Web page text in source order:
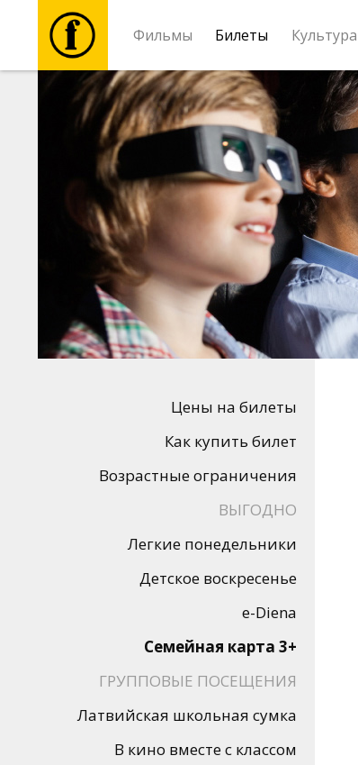
Фильмы Билеты Культура
Фильмы
Билеты
Культура
Мероприятия
Новости
Подарки
Цены на билеты
Как купить билет
Возрастные ограничения
ВЫГОДНО
Легкие понедельники
Детское воскресенье
e-Diena
Семейная карта 3+
ГРУППОВЫЕ ПОСЕЩЕНИЯ
Латвийская школьная сумка
В кино вместе с классом